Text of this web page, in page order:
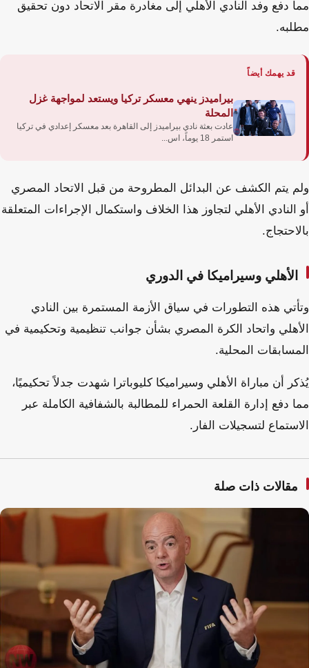
مما دفع وفد النادي الأهلي إلى مغادرة مقر الاتحاد دون تحقيق
مطلبه.
قد يهمك أيضاً
بيراميدز ينهي معسكر تركيا ويستعد لمواجهة غزل
المحلة
عادت بعثة نادي بيراميدز إلى القاهرة بعد معسكر إعدادي في تركيا
استمر 18 يوماً، اس...
ولم يتم الكشف عن البدائل المطروحة من قبل الاتحاد المصري
أو النادي الأهلي لتجاوز هذا الخلاف واستكمال الإجراءات المتعلقة
بالاحتجاج.
الأهلي وسيراميكا في الدوري
وتأتي هذه التطورات في سياق الأزمة المستمرة بين النادي
الأهلي واتحاد الكرة المصري بشأن جوانب تنظيمية وتحكيمية في
المسابقات المحلية.
يُذكر أن مباراة الأهلي وسيراميكا كليوباترا شهدت جدلاً تحكيميًا،
مما دفع إدارة القلعة الحمراء للمطالبة بالشفافية الكاملة عبر
الاستماع لتسجيلات الفار.
مقالات ذات صلة